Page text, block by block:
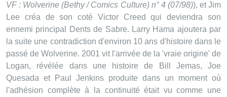
VF : Wolverine (Bethy / Comics Culture) n° 4 (07/98)), et Jim
Lee créa de son coté Victor Creed qui deviendra son
ennemi principal Dents de Sabre. Larry Hama ajoutera par
la suite une contradiction d'environ 10 ans d'histoire dans le
passé de Wolverine. 2001 vit l'arrivée de la 'vraie origine' de
Logan, révélée dans une histoire de Bill Jemas, Joe
Quesada et Paul Jenkins produite dans un moment où
l'adhésion complète à la continuité était vu comme une